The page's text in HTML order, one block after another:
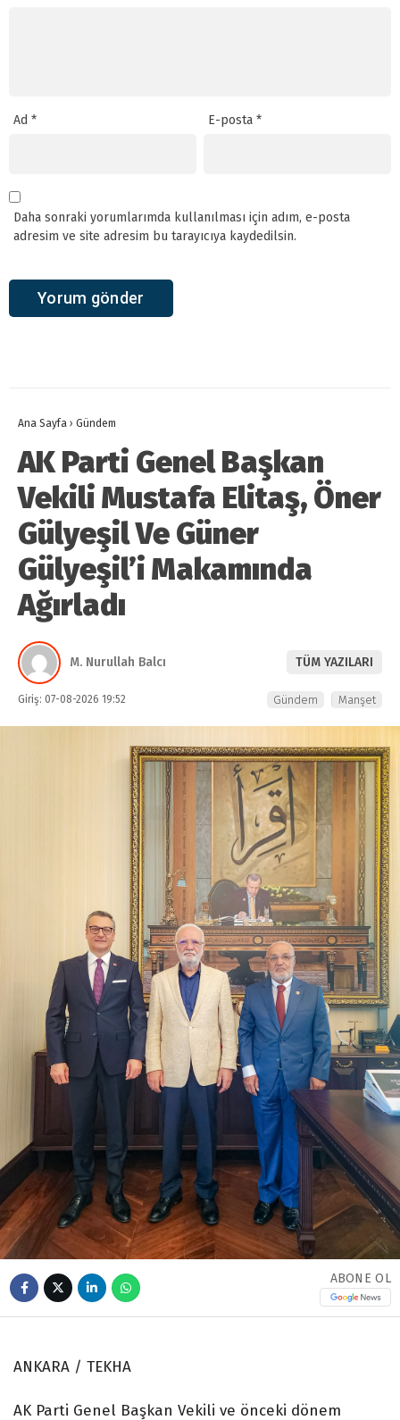
Ad * E-posta*
Daha sonraki yorumlarımda kullanılması için adım, e-posta
adresim ve site adresim bu tarayıcıya kaydedilsin.
Ana Sayfa › Gündem
AK Parti Genel Başkan
Vekili Mustafa Elitaş, Öner
Gülyeşil Ve Güner
Gülyeşil’i Makamında
Ağırladı
M. Nurullah Balcı TÜM YAZILARI
Giriş: 07-08-2026 19:52 Gündem Manşet
ABONE OL
ANKARA / TEKHA
AK Parti Genel Başkan Vekili ve önceki dönem